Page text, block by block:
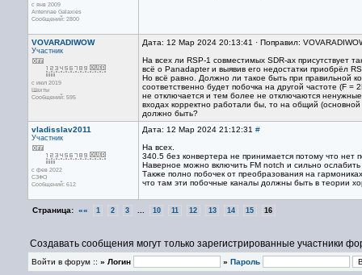
с янв 2009
Antennae Galaxies
Сообщений: 2800
VOVARADIWOW
Участник
с июл 2019
Шахты
Сообщений: 595
Дата: 12 Мар 2024 20:13:41 · Поправил:
На всех ли RSP-1 совместимых SDR-ах присутствует
всё о Panadapter и выявив его недостатки приобрёл
Но всё равно. Должно ли такое быть при правильной
соответственно будет побочка на другой частоте (F
не отключается и тем более не отключаются
входах корректно работали бы, то на общий
должно быть?
vladisslav2011
Участник
с фев 2022
СЗФО
Сообщений: 612
Дата: 12 Мар 2024 21:12:31 #
На всех.
340.5 без конвертера не принимается потому что нет
Наверное можно включить FM notch и сильно
Также полно побочек от преобразования на
что там эти побочные каналы должны быть в теории
Страница: «« 1 2 3 10 11 12 13 14 15 16
Создавать сообщения могут только зарегистрированные участники
Войти в форум :: » Логин » Пароль